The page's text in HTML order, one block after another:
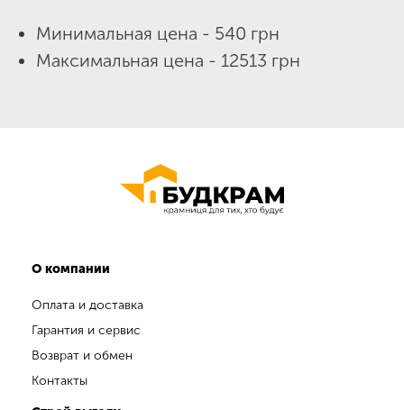
Минимальная цена - 540 грн
Максимальная цена - 12513 грн
О компании
Оплата и доставка
Гарантия и сервис
Возврат и обмен
Контакты